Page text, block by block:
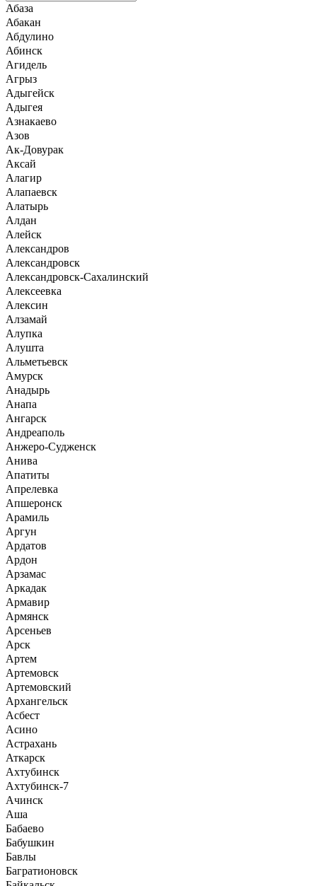
Абаза
Абакан
Абдулино
Абинск
Агидель
Агрыз
Адыгейск
Адыгея
Азнакаево
Азов
Ак-Довурак
Аксай
Алагир
Алапаевск
Алатырь
Алдан
Алейск
Александров
Александровск
Александровск-Сахалинский
Алексеевка
Алексин
Алзамай
Алупка
Алушта
Альметьевск
Амурск
Анадырь
Анапа
Ангарск
Андреаполь
Анжеро-Судженск
Анива
Апатиты
Апрелевка
Апшеронск
Арамиль
Аргун
Ардатов
Ардон
Арзамас
Аркадак
Армавир
Армянск
Арсеньев
Арск
Артем
Артемовск
Артемовский
Архангельск
Асбест
Асино
Астрахань
Аткарск
Ахтубинск
Ахтубинск-7
Ачинск
Аша
Бабаево
Бабушкин
Бавлы
Багратионовск